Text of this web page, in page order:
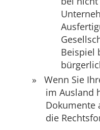
Beispiel
Wenn Sie
im Ausland
Dokumente
die